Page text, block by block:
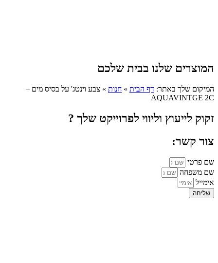
המוצרים שלנו בבית שלכם
המיקום שלך באתר: דף הבית » חנות » צבע וינטג' על בסיס מים –
AQUAVINTGE 2C
זקוק לייעוץ וליווי לפרוייקט שלך ?
צור קשר:
שם פרטי
שם משפחה
אימייל
שליחה